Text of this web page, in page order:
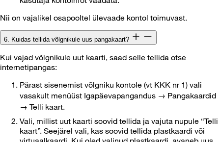
Nii on vajalikel osapooltel ülevaade kontol toimuvast.
6. Kuidas tellida võlgnikule uus pangakaart?
Kui vajad võlgnikule uut kaarti, saad selle tellida otse
internetipangas:
Pärast sisenemist võlgniku kontole (vt KKK nr 1) vali
vasakult menüüst Igapäevapangandus → Pangakaardid
→ Telli kaart.
Vali, millist uut kaarti soovid tellida ja vajuta nupule “Telli
kaart”. Seejärel vali, kas soovid tellida plastkaardi või